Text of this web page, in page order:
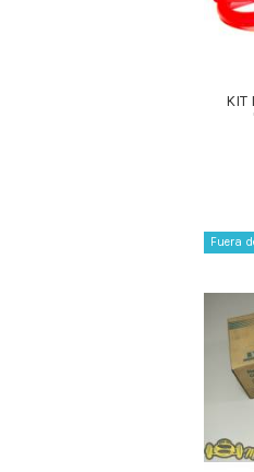
Fuera